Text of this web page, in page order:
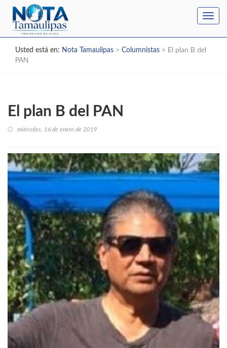
Usted está en: Nota Tamaulipas > Columnistas > El plan B del
PAN
El plan B del PAN
miércoles, 16 de enero de 2019